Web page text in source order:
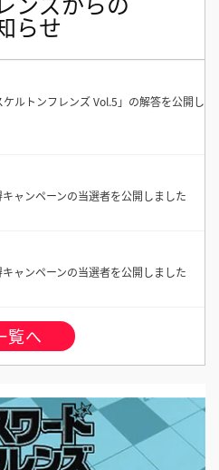
らせ
ケルトンフレンズ Vol.5」の解答を公開し
ャンペーンの当選者を公開しました
ャンペーンの当選者を公開しました
覧へ